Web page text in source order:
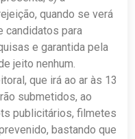
quando se verá
candidatos para
e garantida pela
jeito nenhum.
que irá ao ar às 13
submetidos, ao
publicitários, filmetes
bastando que